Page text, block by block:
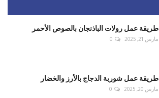
طريقة عمل رولات الباذنجان بالصوص الأحمر
مارس 21, 2025 0
طريقة عمل شوربة الدجاج بالأرز والخضار
مارس 20, 2025 0